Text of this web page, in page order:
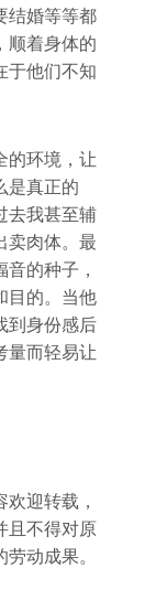
结婚等等都
顺着身体的
于他们不知
的环境，让
是真正的
去我甚至辅
卖肉体。最
的种子，
目的。当他
到身份感后
量而轻易让
欢迎转载，
且不得对原
动成果。